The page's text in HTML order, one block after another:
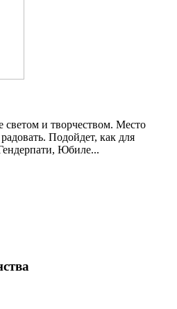
светом и творчеством. Место
Подойдет, как для
Юбиле...